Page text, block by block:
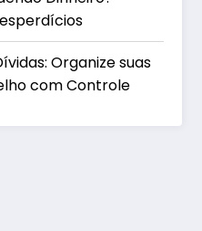
Organize suas
com Controle